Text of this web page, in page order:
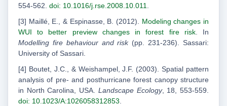
554-562. doi: 10.1016/j.rse.2008.10.011.
[3] Maillé, E., & Espinasse, B. (2012). Modeling changes in
WUI to better preview changes in forest fire risk. In
Modelling fire behaviour and risk (pp. 231-236). Sassari:
University of Sassari.
[4] Boutet, J.C., & Weishampel, J.F. (2003). Spatial pattern
analysis of pre- and posthurricane forest canopy structure
in North Carolina, USA. Landscape Ecology, 18, 553-559.
doi: 10.1023/A:1026058312853.